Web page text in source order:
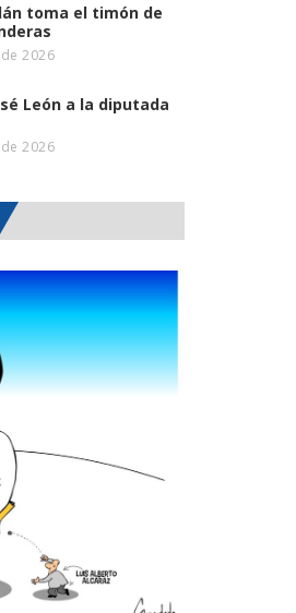
toma el timón de
2026
León a la diputada
2026